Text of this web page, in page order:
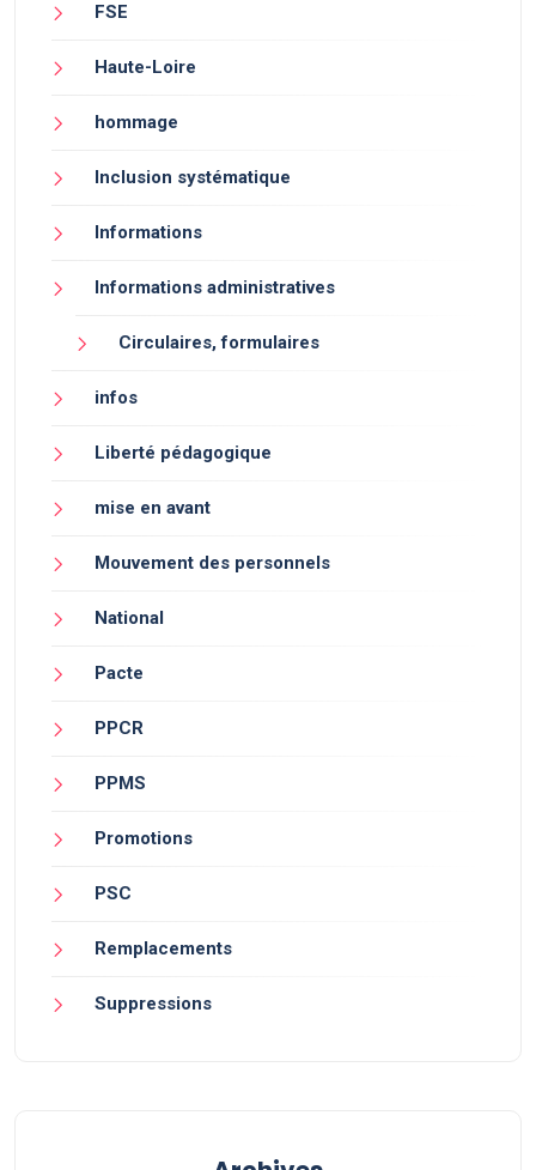
FSE
Haute-Loire
hommage
Inclusion systématique
Informations
Informations administratives
Circulaires, formulaires
infos
Liberté pédagogique
mise en avant
Mouvement des personnels
National
Pacte
PPCR
PPMS
Promotions
PSC
Remplacements
Suppressions